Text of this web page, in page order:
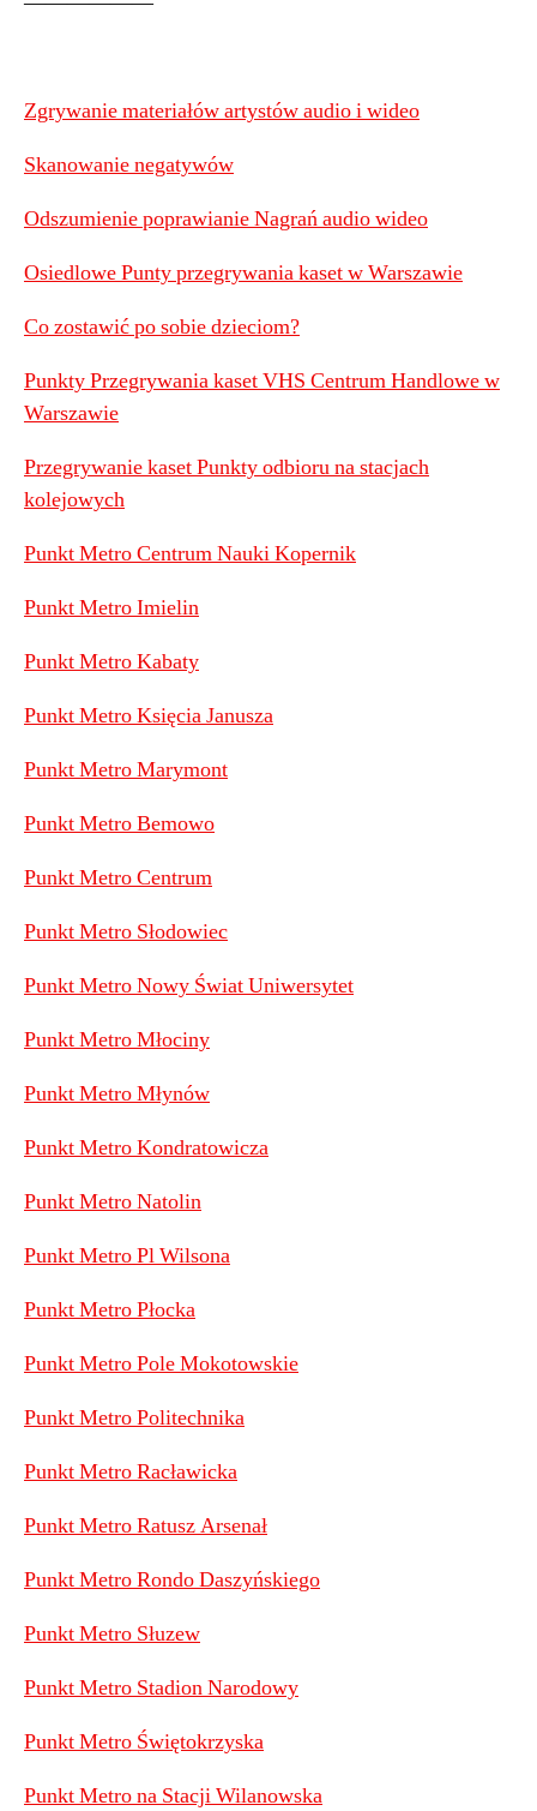
Zgrywanie materiałów artystów audio i wideo
Skanowanie negatywów
Odszumienie poprawianie Nagrań audio wideo
Osiedlowe Punty przegrywania kaset w Warszawie
Co zostawić po sobie dzieciom?
Punkty Przegrywania kaset VHS Centrum Handlowe w
Warszawie
Przegrywanie kaset Punkty odbioru na stacjach
kolejowych
Punkt Metro Centrum Nauki Kopernik
Punkt Metro Imielin
Punkt Metro Kabaty
Punkt Metro Księcia Janusza
Punkt Metro Marymont
Punkt Metro Bemowo
Punkt Metro Centrum
Punkt Metro Słodowiec
Punkt Metro Nowy Świat Uniwersytet
Punkt Metro Młociny
Punkt Metro Młynów
Punkt Metro Kondratowicza
Punkt Metro Natolin
Punkt Metro Pl Wilsona
Punkt Metro Płocka
Punkt Metro Pole Mokotowskie
Punkt Metro Politechnika
Punkt Metro Racławicka
Punkt Metro Ratusz Arsenał
Punkt Metro Rondo Daszyńskiego
Punkt Metro Słuzew
Punkt Metro Stadion Narodowy
Punkt Metro Świętokrzyska
Punkt Metro na Stacji Wilanowska